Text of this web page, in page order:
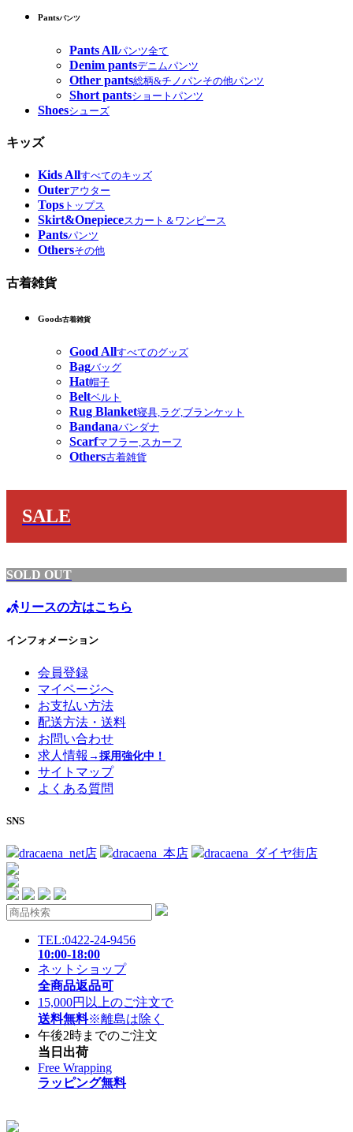
Pantsパンツ
Pants Allパンツ全て
Denim pantsデニムパンツ
Other pants総柄&チノパンその他パンツ
Short pantsショートパンツ
Shoesシューズ
キッズ
Kids Allすべてのキッズ
Outerアウター
Tops トップス
Skirt&Onepieceスカート＆ワンピース
Pantsパンツ
Othersその他
古着雑貨
Goods古着雑貨
Good Allすべてのグッズ
Bagバッグ
Hat帽子
Beltベルト
Rug Blanket寝具,ラグ,ブランケット
Bandanaバンダナ
Scarfマフラー,スカーフ
Others古着雑貨
SALE
SOLD OUT
リースの方はこちら
インフォメーション
会員登録
マイページへ
お支払い方法
配送方法・送料
お問い合わせ
求人情報 →採用強化中！
サイトマップ
よくある質問
SNS
dracaena_net店 dracaena_本店 dracaena_ダイヤ街店
TEL:0422-24-9456
10:00-18:00
ネットショップ
全商品返品可
15,000円以上のご注文で
送料無料※離島は除く
午後2時までのご注文
当日出荷
Free Wrapping
ラッピング無料